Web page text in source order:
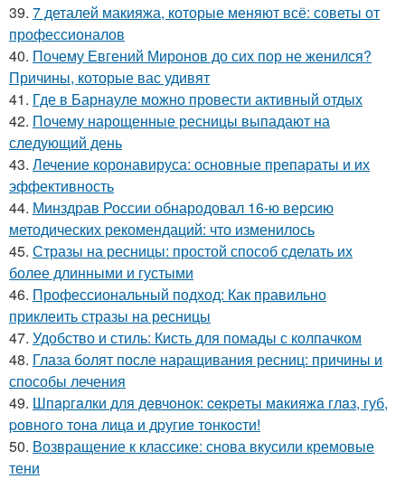
39. 7 деталей макияжа, которые меняют всё: советы от
профессионалов
40. Почему Евгений Миронов до сих пор не женился?
Причины, которые вас удивят
41. Где в Барнауле можно провести активный отдых
42. Почему нарощенные ресницы выпадают на
следующий день
43. Лечение коронавируса: основные препараты и их
эффективность
44. Минздрав России обнародовал 16-ю версию
методических рекомендаций: что изменилось
45. Стразы на ресницы: простой способ сделать их
более длинными и густыми
46. Профессиональный подход: Как правильно
приклеить стразы на ресницы
47. Удобство и стиль: Кисть для помады с колпачком
48. Глаза болят после наращивания ресниц: причины и
способы лечения
49. Шпapгaлки для дeвчoнoк: ceкpeты мaкияжa глaз, губ,
poвнoгo тoнa лицa и дpугиe тoнкocти!
50. Возвращение к классике: снова вкусили кремовые
тени